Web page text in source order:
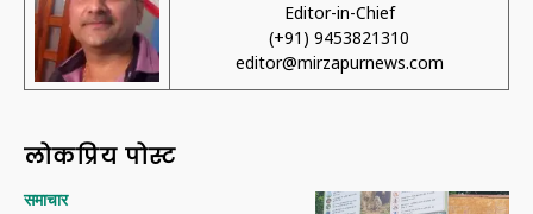
Editor-in-Chief
(+91) 9453821310
editor@mirzapurnews.com
लोकप्रिय पोस्ट
समाचार